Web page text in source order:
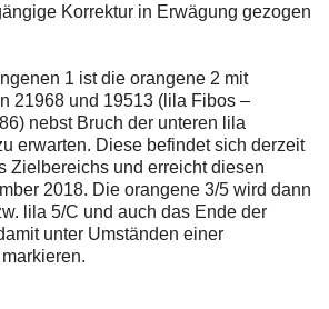
Korrektur in Erwägung gezogen
1 ist die orangene 2 mit
21968 und 19513 (lila Fibos –
nebst Bruch der unteren lila
erwarten. Diese befindet sich derzeit
Zielbereichs und erreicht diesen
2018. Die orangene 3/5 wird dann
lila 5/C und auch das Ende der
unter Umständen einer